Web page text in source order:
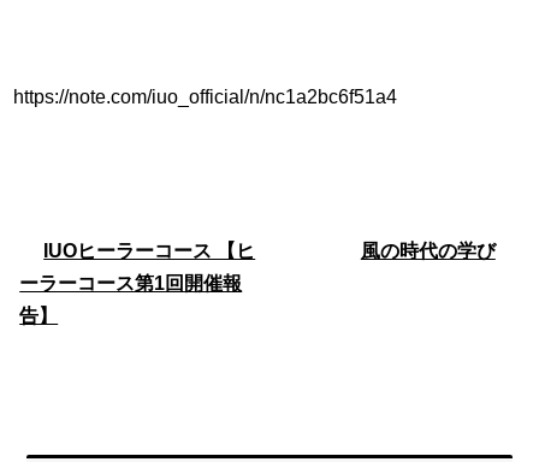
https://note.com/iuo_official/n/nc1a2bc6f51a4
IUOヒーラーコース 【ヒ
ーラーコース第1回開催報
告】
風の時代の学び